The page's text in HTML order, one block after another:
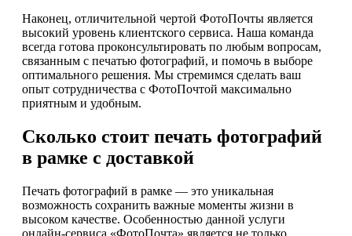
Наконец, отличительной чертой ФотоПочты является
высокий уровень клиентского сервиса. Наша команда
всегда готова проконсультировать по любым вопросам,
связанным с печатью фотографий, и помочь в выборе
оптимального решения. Мы стремимся сделать ваш
опыт сотрудничества с ФотоПочтой максимально
приятным и удобным.
Сколько стоит печать фотографий
в рамке с доставкой
Печать фотографий в рамке — это уникальная
возможность сохранить важные моменты жизни в
высоком качестве. Особенностью данной услуги
онлайн-сервиса «ФотоПочта» является не только